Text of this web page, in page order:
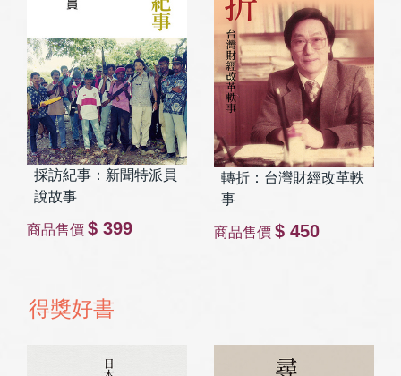
採訪紀事：新聞特派員
說故事
商品售價 $ 399
轉折：台灣財經改革軼
事
商品售價 $ 450
得獎好書